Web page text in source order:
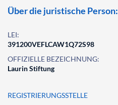
Über die juristische Person:
LEI:
391200VEFLCAW1Q72S98
OFFIZIELLE BEZEICHNUNG:
Laurin Stiftung
REGISTRIERUNGSSTELLE